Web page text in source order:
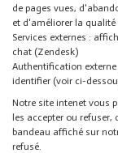
de pages vues,
et d'améliorer la qualité
Services externes :
chat (Zendesk)
Authentification
identifier (voir ci-
Notre site intenet vous
les accepter ou
bandeau affiché sur
refusé.